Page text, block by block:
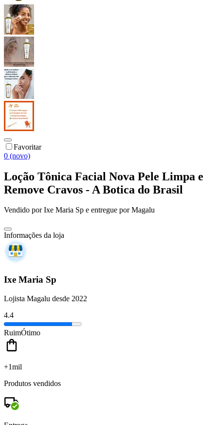
Favoritar
0 (novo)
Loção Tônica Facial Nova Pele Limpa e
Remove Cravos - A Botica do Brasil
Vendido porIxe Maria Sp e entregue por Magalu
Informações da loja
Ixe Maria Sp
Lojista Magalu desde 2022
4.4
RuimÓtimo
+1mil
Produtos vendidos